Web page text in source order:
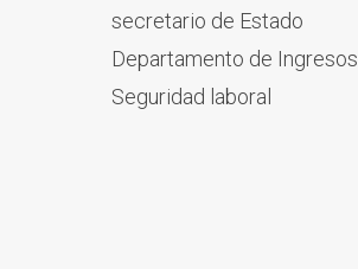
secretario de Estado
Departamento de Ingresos
Seguridad laboral